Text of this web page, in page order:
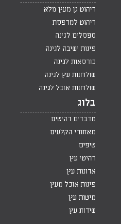
ריהוט גן מעץ מלא
ריהוט למרפסת
ספסלים לגינה
פינות ישיבה לגינה
כורסאות לגינה
שולחנות עץ לגינה
שולחנות אוכל לגינה
בלוג
מדברים רהיטים
מאחורי הקלעים
טיפים
רהיטי עץ
ארונות עץ
פינות אוכל מעץ
מיטות עץ
שידות עץ